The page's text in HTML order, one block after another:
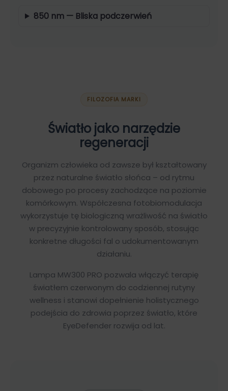
850 nm — Bliska podczerwień
FILOZOFIA MARKI
Światło jako narzędzie
regeneracji
Organizm człowieka od zawsze był kształtowany
przez naturalne światło słońca – od rytmu
dobowego po procesy zachodzące na poziomie
komórkowym. Współczesna fotobiomodulacja
wykorzystuje tę biologiczną wrażliwość na światło
w precyzyjnie kontrolowany sposób, stosując
konkretne długości fal o udokumentowanym
działaniu.
Lampa MW300 PRO pozwala włączyć terapię
światłem czerwonym do codziennej rutyny
wellness i stanowi dopełnienie holistycznego
podejścia do zdrowia poprzez światło, które
EyeDefender rozwija od lat.